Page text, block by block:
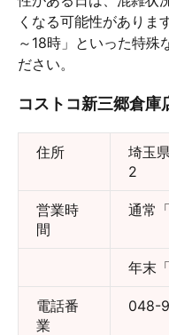
くなる可能性がありま
～18時」といった特殊
ださい。
コストコ新三郷倉庫
住所
埼玉
2
営業時
間
通常
年末
電話番
業
048-